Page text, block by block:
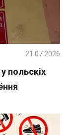
польскіх
21.07.2026